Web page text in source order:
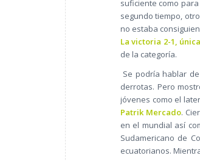
suficiente como
segundo tiempo,
no estaba
La victoria 2-1,
de la categoría.
Se podría hablar
derrotas. Pero
jóvenes como el
Patrik Mercado.
en el mundial así
Sudamericano de
ecuatorianos.